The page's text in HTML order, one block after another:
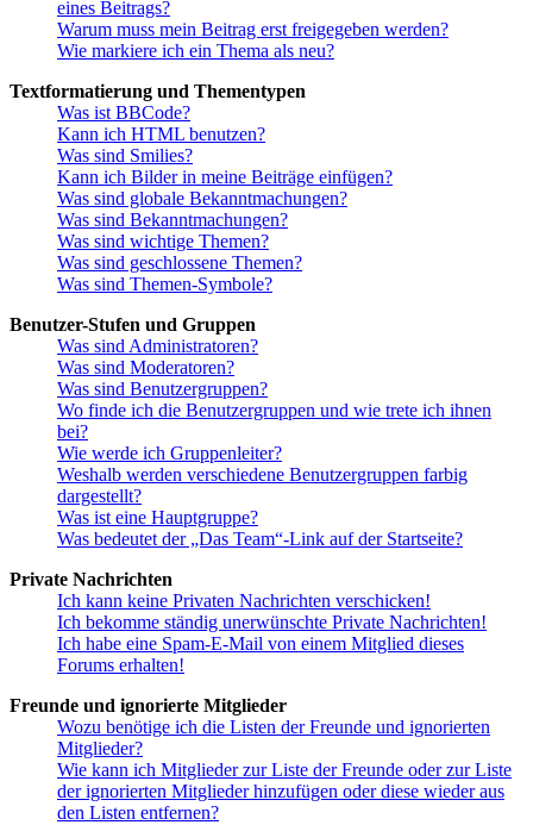
eines Beitrags?
Warum muss mein Beitrag erst freigegeben werden?
Wie markiere ich ein Thema als neu?
Textformatierung und Thementypen
Was ist BBCode?
Kann ich HTML benutzen?
Was sind Smilies?
Kann ich Bilder in meine Beiträge einfügen?
Was sind globale Bekanntmachungen?
Was sind Bekanntmachungen?
Was sind wichtige Themen?
Was sind geschlossene Themen?
Was sind Themen-Symbole?
Benutzer-Stufen und Gruppen
Was sind Administratoren?
Was sind Moderatoren?
Was sind Benutzergruppen?
Wo finde ich die Benutzergruppen und wie trete ich ihnen
bei?
Wie werde ich Gruppenleiter?
Weshalb werden verschiedene Benutzergruppen farbig
dargestellt?
Was ist eine Hauptgruppe?
Was bedeutet der „Das Team“-Link auf der Startseite?
Private Nachrichten
Ich kann keine Privaten Nachrichten verschicken!
Ich bekomme ständig unerwünschte Private Nachrichten!
Ich habe eine Spam-E-Mail von einem Mitglied dieses
Forums erhalten!
Freunde und ignorierte Mitglieder
Wozu benötige ich die Listen der Freunde und ignorierten
Mitglieder?
Wie kann ich Mitglieder zur Liste der Freunde oder zur Liste
der ignorierten Mitglieder hinzufügen oder diese wieder aus
den Listen entfernen?